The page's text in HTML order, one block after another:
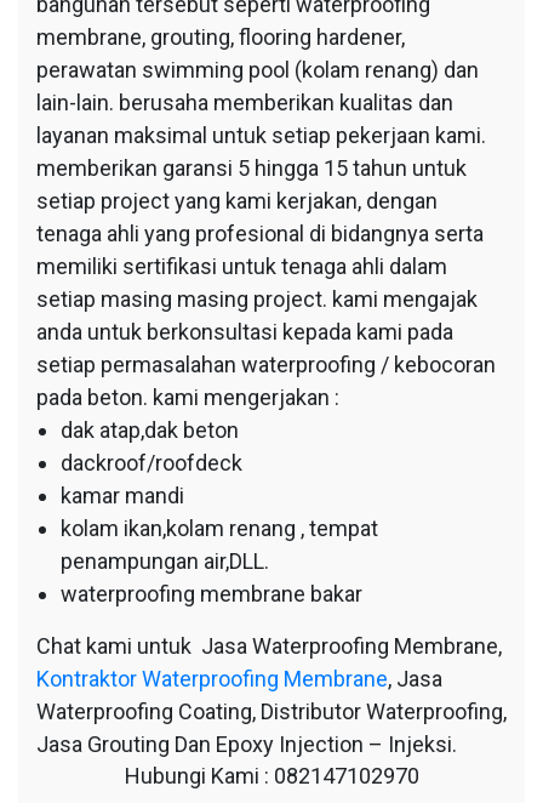
membrane, grouting, flooring hardener,
perawatan swimming pool (kolam renang) dan
lain-lain. berusaha memberikan kualitas dan
layanan maksimal untuk setiap pekerjaan kami.
memberikan garansi 5 hingga 15 tahun untuk
setiap project yang kami kerjakan, dengan
tenaga ahli yang profesional di bidangnya serta
memiliki sertifikasi untuk tenaga ahli dalam
setiap masing masing project. kami mengajak
anda untuk berkonsultasi kepada kami pada
setiap permasalahan waterproofing / kebocoran
pada beton. kami mengerjakan :
dak atap,dak beton
dackroof/roofdeck
kamar mandi
kolam ikan,kolam renang , tempat
penampungan air,DLL.
waterproofing membrane bakar
Chat kami untuk Jasa Waterproofing Membrane,
Kontraktor Waterproofing Membrane, Jasa
Waterproofing Coating, Distributor Waterproofing,
Jasa Grouting Dan Epoxy Injection – Injeksi.
Hubungi Kami : 082147102970